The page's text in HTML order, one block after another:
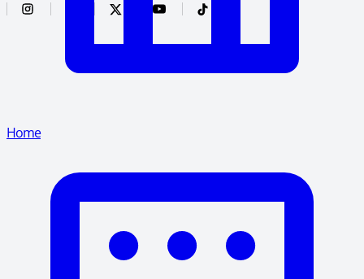
Home